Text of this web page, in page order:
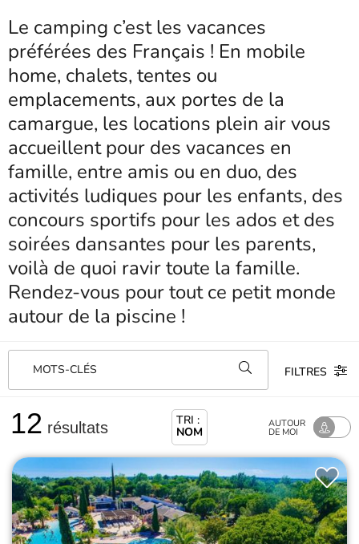
Le camping c’est les vacances
préférées des Français ! En mobile
home, chalets, tentes ou
emplacements, aux portes de la
camargue, les locations plein air vous
accueillent pour des vacances en
famille, entre amis ou en duo, des
activités ludiques pour les enfants, des
concours sportifs pour les ados et des
soirées dansantes pour les parents,
voilà de quoi ravir toute la famille.
Rendez-vous pour tout ce petit monde
autour de la piscine !
MOTS-CLÉS FILTRES
12 résultats TRI :
NOM
AUTOUR
DE MOI